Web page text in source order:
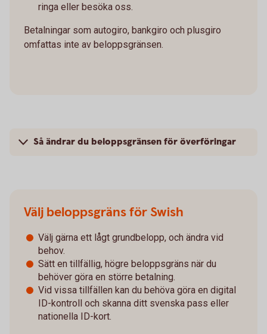
ringa eller besöka oss.
Betalningar som autogiro, bankgiro och plusgiro
omfattas inte av beloppsgränsen.
Så ändrar du beloppsgränsen för överföringar
Välj beloppsgräns för Swish
Välj gärna ett lågt grundbelopp, och ändra vid
behov.
Sätt en tillfällig, högre beloppsgräns när du
behöver göra en större betalning.
Vid vissa tillfällen kan du behöva göra en digital
ID-kontroll och skanna ditt svenska pass eller
nationella ID-kort.